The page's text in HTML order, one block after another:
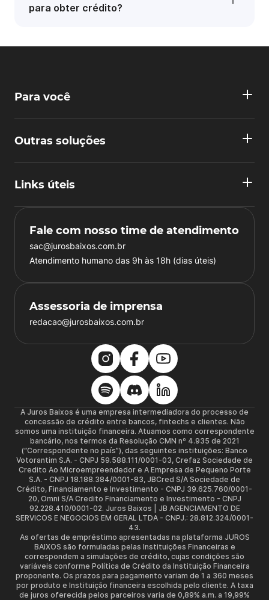
para obter crédito?
Para você
Outras soluções
Links úteis
Fale com nosso time de atendimento
sac@jurosbaixos.com.br
Atendimento humano das 9h às 18h (dias úteis)
Assessoria de imprensa
redacao@jurosbaixos.com.br
A Juros Baixos é uma empresa intermediadora do processo de
concessão de crédito entre bancos, fintechs e clientes. Não
somos uma instituição financeira. Atuamos como correspondente
bancário, nos termos da Resolução CMN nº 4.935 de 2021
(“Correspondente no país”), das seguintes instituições: Banco
Votorantim S.A. - CNPJ 59.588.111/0001-03, Crefaz Sociedade de
Credito Ao Microempreendedor e A Empresa de Pequeno Porte
S.A. - CNPJ 18.188.384/0001-83, JBCred S/A Sociedade de
Crédito, Financiamento e Investimento - CNPJ 39.625.760/0001-
20, Omni S/A Credito Financiamento e Investimento - CNPJ
92.228.410/0001-02. Juros Baixos | JB AGENCIAMENTO DE
SERVICOS E NEGOCIOS EM GERAL LTDA - CNPJ.: 28.812.324/0001-
43.
As ofertas de empréstimo apresentadas na plataforma JUROS
BAIXOS são formuladas pelas Instituições Financeiras e
correspondem a simulações de crédito, cujas condições são
variáveis conforme Política de Crédito da Instituição Financeira
proponente. Os prazos para pagamento variam de 1 a 360 meses
por produto e Instituição financeira escolhida pelo cliente. A taxa
de juros oferecida pelos parceiros varia de 0,89% a.m. a 19,99%